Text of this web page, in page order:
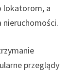
lokatorom, a
przeglądy